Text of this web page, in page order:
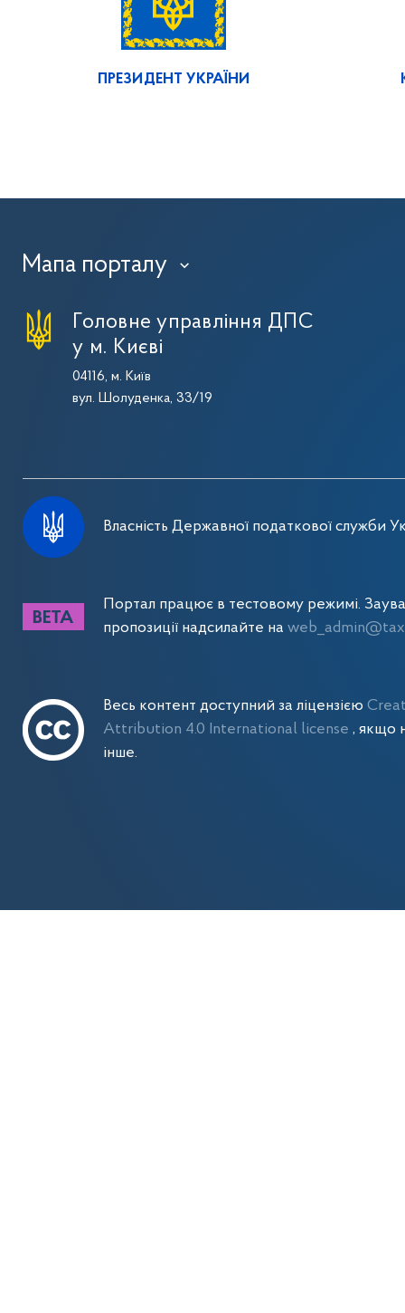
ПРЕЗИДЕНТ УКРАЇНИ
Мапа порталу ›
Головне управління ДПС
у м. Києві
04116, м. Київ
вул. Шолуденка, 33/19
Власність Державної податкової служби
Портал працює в тестовому режимі.
пропозиції надсилайте на
Весь контент доступний за ліцензією
Attribution 4.0 International license, якщо
інше.